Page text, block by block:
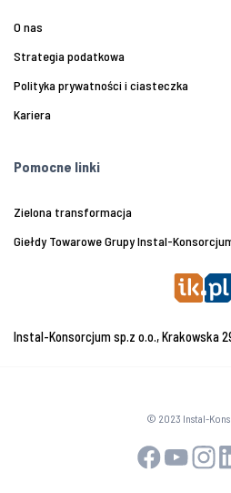
O nas
Strategia podatkowa
Polityka prywatności i ciasteczka
Kariera
Pomocne linki
Zielona transformacja
Giełdy Towarowe Grupy Instal-
Instal-Konsorcjum sp.z o.o., Krakowska
© 2023 Instal-